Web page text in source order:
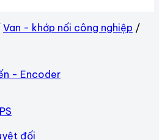
Van - khớp nối công nghiệp /
- Encoder
đối